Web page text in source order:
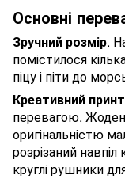
Основні
Зручний розмір.
помістилося
піцу і піти до
Креативний принт
перевагою.
оригінальністю
розрізаний
круглі рушники